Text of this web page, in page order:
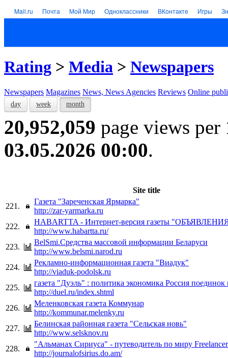
Mail.ru Почта Мой Мир Одноклассники ВКонтакте Игры
Rating > Media > Newspapers
Newspapers Magazines News, News Agencies Reviews Online
day week month
20,952,059 page views per
03.05.2026 00:00.
Site title
221.
Газета "Зареченская Ярмарка"
http://zar-yarmarka.ru
222.
HABARTTA - Интернет-версия газеты
http://www.habartta.ru/
223.
BelSmi.Средства массовой информации Беларуси
http://www.belsmi.narod.ru
224.
Рекламно-информационная газета "Виадук"
http://viaduk-podolsk.ru
225.
газета "Дуэль" : политика экономика Россия поединок
http://duel.ru/index.shtml
226.
Меленковская газета Коммунар
http://kommunar.melenky.ru
227.
Белинская районная газета "Сельская новь"
http://www.selsknov.ru
228.
"Альманах Сириуса" - путеводитель по миру Freelancer
http://journalofsirius.do.am/